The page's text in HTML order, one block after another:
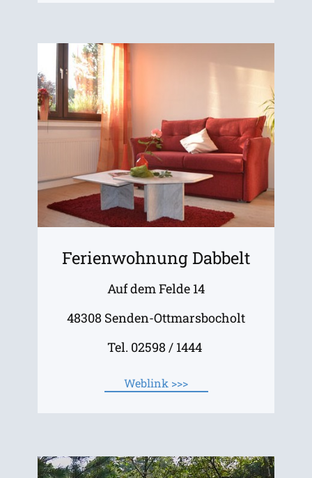
Ferienwohnung Dabbelt
Auf dem Felde 14
48308 Senden-Ottmarsbocholt
Tel. 02598 / 1444
Weblink >>>